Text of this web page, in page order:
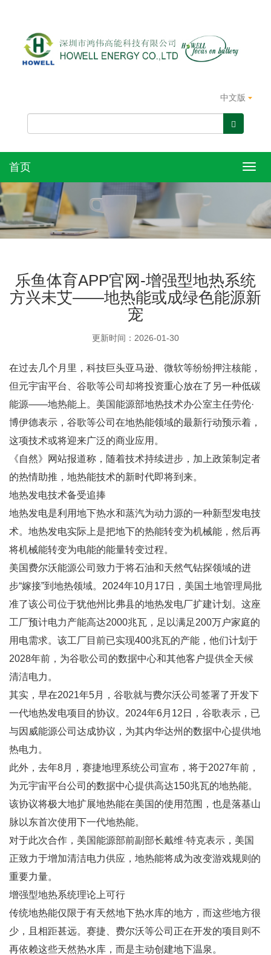
中文版
首页
乐鱼体育APP官网-增强型地热系统
方兴未艾——地热能或成绿色能源新
宠
更新时间：2026-01-30
在过去几个月里，科技巨头亚马逊、微软等纷纷押注核能，
但元宇宙平台、谷歌等公司却将投资重心放在了另一种低碳
能源——地热能上。美国能源部地热技术办公室主任劳伦·
博伊德表示，谷歌等公司在地热能领域的最新行动预示着，
这项技术或将迎来广泛的商业应用。
《自然》网站报道称，随着技术持续进步，加上政策制定者
的热情助推，地热能技术的新时代即将到来。
地热发电技术备受追捧
地热发电是利用地下热水和蒸汽为动力源的一种新型发电技
术。地热发电实际上是把地下的热能转变为机械能，然后再
将机械能转变为电能的能量转变过程。
美国费尔沃能源公司致力于将石油和天然气钻探领域的进
步“嫁接”到地热领域。2024年10月17日，美国土地管理局批
准了该公司位于犹他州比弗县的地热发电厂扩建计划。这座
工厂预计电力产能高达2000兆瓦，足以满足200万户家庭的
用电需求。该工厂目前已实现400兆瓦的产能，他们计划于
2028年前，为谷歌公司的数据中心和其他客户提供全天候
清洁电力。
其实，早在2021年5月，谷歌就与费尔沃公司签署了开发下
一代地热发电项目的协议。2024年6月12日，谷歌表示，已
与因威能源公司达成协议，为其内华达州的数据中心提供地
热电力。
此外，去年8月，赛捷地理系统公司宣布，将于2027年前，
为元宇宙平台公司的数据中心提供高达150兆瓦的地热能。
该协议将极大地扩展地热能在美国的使用范围，也是落基山
脉以东首次使用下一代地热能。
对于此次合作，美国能源部前副部长戴维·特克表示，美国
正致力于增加清洁电力供应，地热能将成为改变游戏规则的
重要力量。
增强型地热系统理论上可行
传统地热能仅限于有天然地下热水库的地方，而这些地方很
少，且相距甚远。赛捷、费尔沃等公司正在开发的项目则不
再依赖这些天然热水库，而是主动创建地下温泉。